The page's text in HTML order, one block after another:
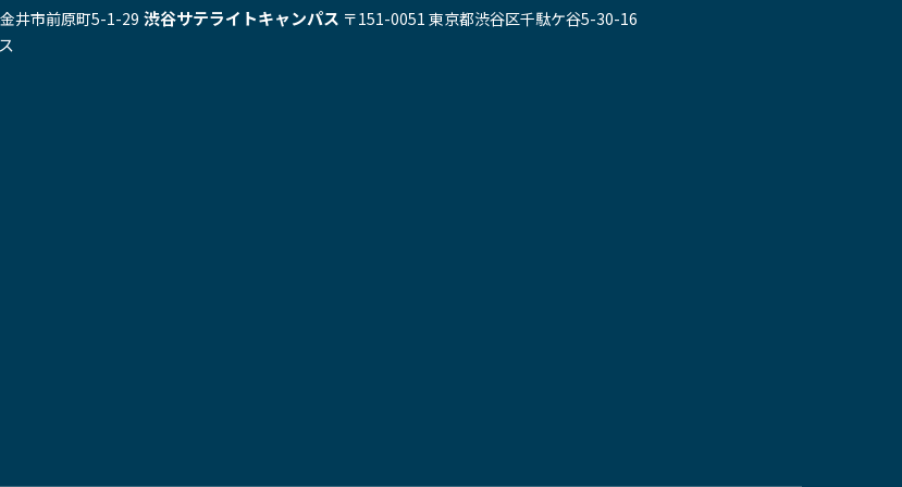
井市前原町5-1-29 渋谷サテライトキャンパス 〒151-0051 東京都渋谷区千駄ケ谷5-30-16